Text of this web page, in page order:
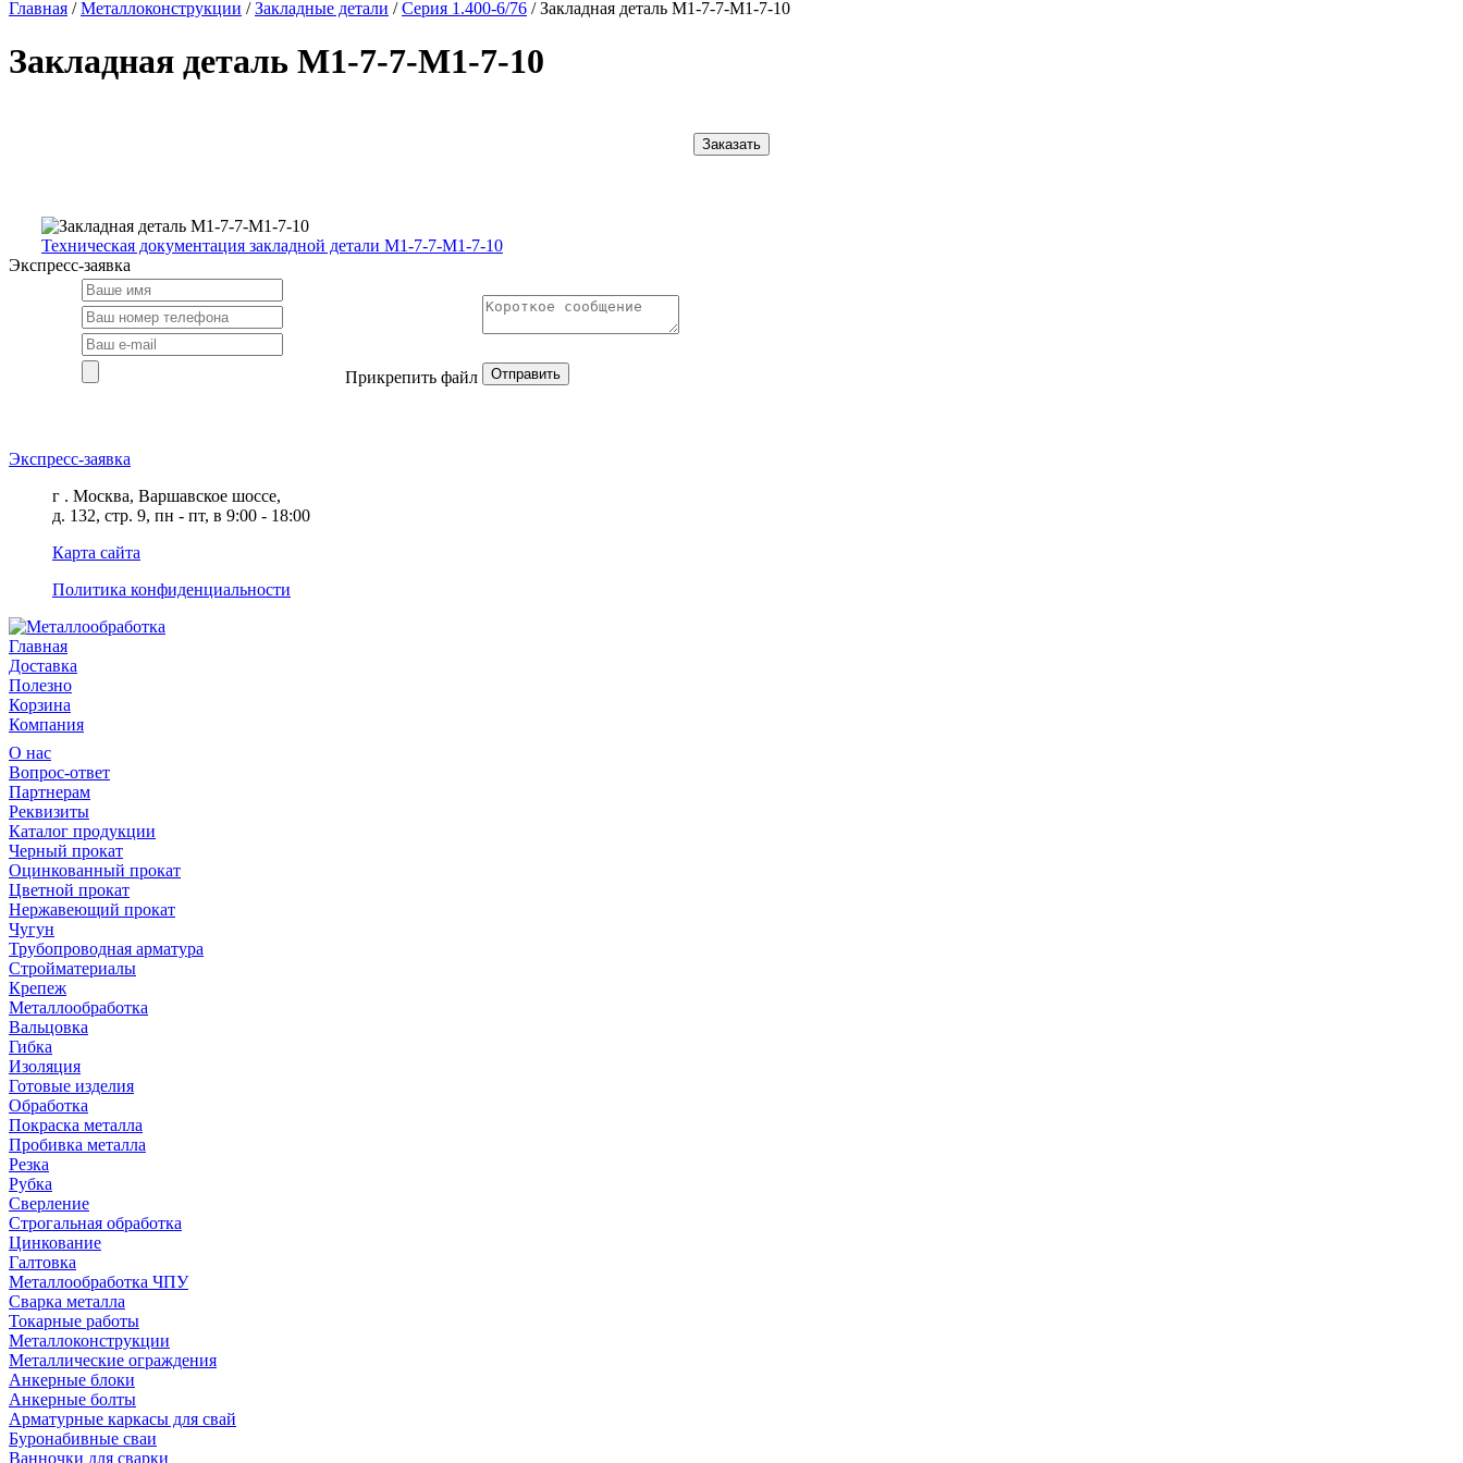
Главная /Металлоконструкции /Закладные детали /Серия 1.400-6/76 /Закладная деталь М1-7-7-М1-7-10
Закладная деталь М1-7-7-М1-7-10
Заказать
Техническая документация закладной детали М1-7-7-М1-7-10
Экспресс-заявка
Прикрепить файл Отправить
Экспресс-заявка
г . Москва, Варшавское шоссе,
д. 132, стр. 9, пн - пт, в 9:00 - 18:00
Карта сайта
Политика конфиденциальности
Главная
Доставка
Полезно
Корзина
Компания
О нас
Вопрос-ответ
Партнерам
Реквизиты
Каталог продукции
Черный прокат
Оцинкованный прокат
Цветной прокат
Нержавеющий прокат
Чугун
Трубопроводная арматура
Стройматериалы
Крепеж
Металлообработка
Вальцовка
Гибка
Изоляция
Готовые изделия
Обработка
Покраска металла
Пробивка металла
Резка
Рубка
Сверление
Строгальная обработка
Цинкование
Галтовка
Металлообработка ЧПУ
Сварка металла
Токарные работы
Металлоконструкции
Металлические ограждения
Анкерные блоки
Анкерные болты
Арматурные каркасы для свай
Буронабивные сваи
Ванночки для сварки